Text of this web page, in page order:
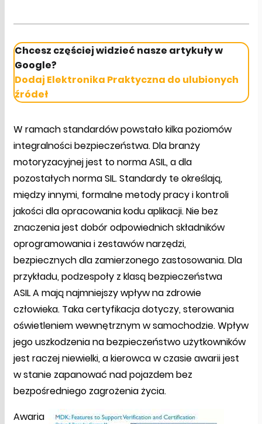
Chcesz częściej widzieć nasze artykuły w
Google?
Dodaj Elektronika Praktyczna do ulubionych
źródeł
W ramach standardów powstało kilka poziomów
integralności bezpieczeństwa. Dla branży
motoryzacyjnej jest to norma ASIL, a dla
pozostałych norma SIL. Standardy te określają,
między innymi, formalne metody pracy i kontroli
jakości dla opracowania kodu aplikacji. Nie bez
znaczenia jest dobór odpowiednich składników
oprogramowania i zestawów narzędzi,
bezpiecznych dla zamierzonego zastosowania. Dla
przykładu, podzespoły z klasą bezpieczeństwa
ASIL A mają najmniejszy wpływ na zdrowie
człowieka. Taka certyfikacja dotyczy, sterowania
oświetleniem wewnętrznym w samochodzie. Wpływ
jego uszkodzenia na bezpieczeństwo użytkowników
jest raczej niewielki, a kierowca w czasie awarii jest
w stanie zapanować nad pojazdem bez
bezpośredniego zagrożenia życia.
Awaria